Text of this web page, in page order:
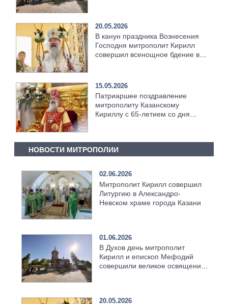
20.05.2026
В канун праздника Вознесения
Господня митрополит Кирилл
совершил всенощное бдение в
15.05.2026
Патриаршее поздравление
митрополиту Казанскому
Кириллу с 65-летием со дня
НОВОСТИ МИТРОПОЛИИ
02.06.2026
Митрополит Кирилл совершил
Литургию в Александро-
Невском храме города Казани
01.06.2026
В Духов день митрополит
Кирилл и епископ Мефодий
совершили великое освящение
20.05.2026